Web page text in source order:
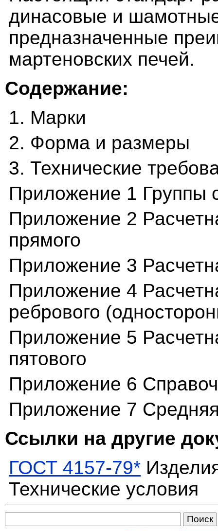
динасовые и
предназначенные
мартеновских печей.
Содержание:
1. Марки
2. Форма и размеры
3. Технические
Приложение 1 Группы
Приложение 2
прямого
Приложение 3
Приложение 4
ребрового
Приложение 5
пятового
Приложение 6
Приложение 7
Ссылки на другие
ГОСТ 4157-79*
Технические условия